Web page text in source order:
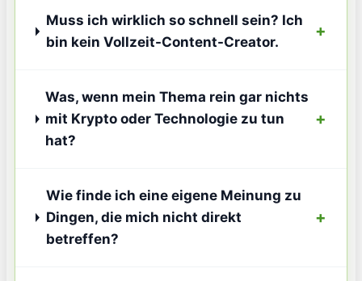
Muss ich wirklich so schnell sein? Ich
bin kein Vollzeit-Content-Creator.
Was, wenn mein Thema rein gar nichts
mit Krypto oder Technologie zu tun
hat?
Wie finde ich eine eigene Meinung zu
Dingen, die mich nicht direkt
betreffen?